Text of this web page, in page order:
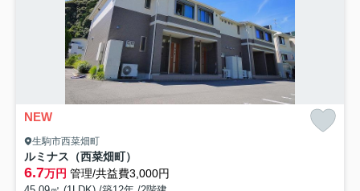
NEW
生駒市西菜畑町
ルミナス（西菜畑町）
6.7万円 管理/共益費3,000円